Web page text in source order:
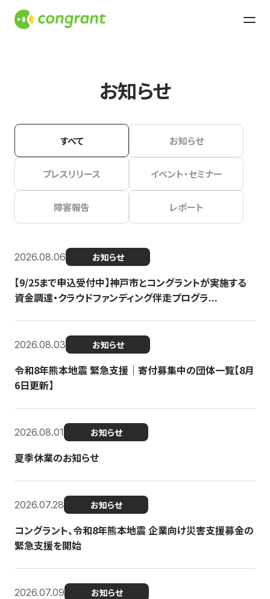
お知らせ
すべて お知らせ
プレスリリース イベント・セミナー
障害報告 レポート
2026.08.06 お知らせ
【9/25まで申込受付中】神戸市とコングラントが実施する
資金調達・クラウドファンディング伴走プログラ...
2026.08.03 お知らせ
令和8年熊本地震 緊急支援｜寄付募集中の団体一覧【8月
6日更新】
2026.08.01 お知らせ
夏季休業のお知らせ
2026.07.28 お知らせ
コングラント、令和8年熊本地震 企業向け災害支援募金の
緊急支援を開始
2026.07.09 お知らせ